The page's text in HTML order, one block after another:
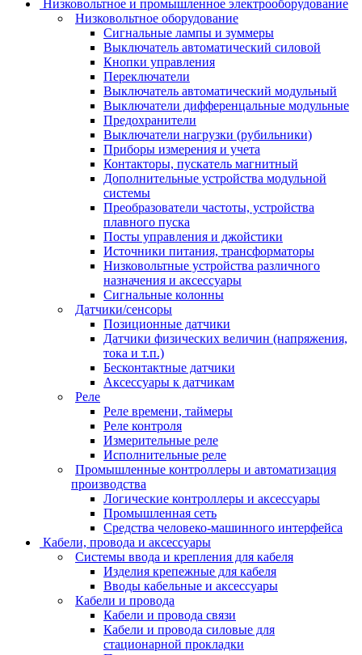
Низковольтное и промышленное электрооборудование
Низковольтное оборудование
Сигнальные лампы и зуммеры
Выключатель автоматический силовой
Кнопки управления
Переключатели
Выключатель автоматический модульный
Выключатели дифференцальные модульные
Предохранители
Выключатели нагрузки (рубильники)
Приборы измерения и учета
Контакторы, пускатель магнитный
Дополнительные устройства модульной
системы
Преобразователи частоты, устройства
плавного пуска
Посты управления и джойстики
Источники питания, трансформаторы
Низковольтные устройства различного
назначения и аксессуары
Сигнальные колонны
Датчики/сенсоры
Позиционные датчики
Датчики физических величин (напряжения,
тока и т.п.)
Бесконтактные датчики
Аксессуары к датчикам
Реле
Реле времени, таймеры
Реле контроля
Измерительные реле
Исполнительные реле
Промышленные контроллеры и автоматизация
производства
Логические контроллеры и аксессуары
Промышленная сеть
Средства человеко-машинного интерфейса
Кабели, провода и аксессуары
Системы ввода и крепления для кабеля
Изделия крепежные для кабеля
Вводы кабельные и аксессуары
Кабели и провода
Кабели и провода связи
Кабели и провода силовые для
стационарной прокладки